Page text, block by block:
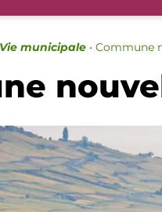
Vie municipale • Commune